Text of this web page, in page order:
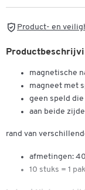
Product- en
magnetische
magneet met
geen speld
aan beide
rand van
afmetingen:
10 stuks = 1 pak